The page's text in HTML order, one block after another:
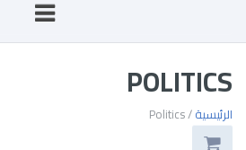
POLITICS
الرئيسية/ Politics